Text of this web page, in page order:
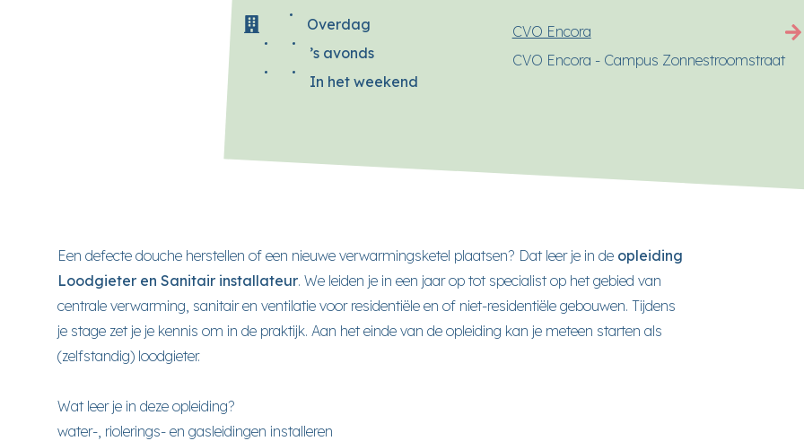
Overdag
’s avonds
In het weekend
CVO Encora
CVO Encora - Campus Zonnestroomstraat
Een defecte douche herstellen of een nieuwe verwarmingsketel plaatsen? Dat leer je in de opleiding
Loodgieter en Sanitair installateur. We leiden je in een jaar op tot specialist op het gebied van
centrale verwarming, sanitair en ventilatie voor residentiële en of niet-residentiële gebouwen. Tijdens
je stage zet je je kennis om in de praktijk. Aan het einde van de opleiding kan je meteen starten als
(zelfstandig) loodgieter.
Wat leer je in deze opleiding?
water-, riolerings- en gasleidingen installeren